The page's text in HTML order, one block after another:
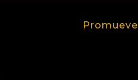
Promueve